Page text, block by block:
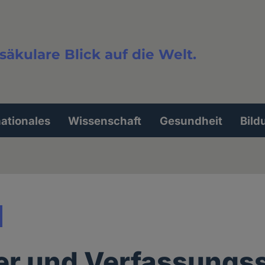
Blick auf die Welt.
Wissenschaft Gesundheit